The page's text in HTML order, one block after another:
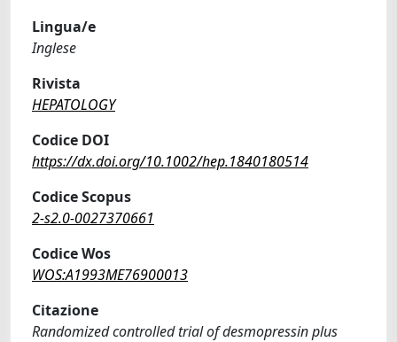
Lingua/e
Inglese
Rivista
HEPATOLOGY
Codice DOI
https://dx.doi.org/10.1002/hep.1840180514
Codice Scopus
2-s2.0-0027370661
Codice Wos
WOS:A1993ME76900013
Citazione
Randomized controlled trial of desmopressin plus